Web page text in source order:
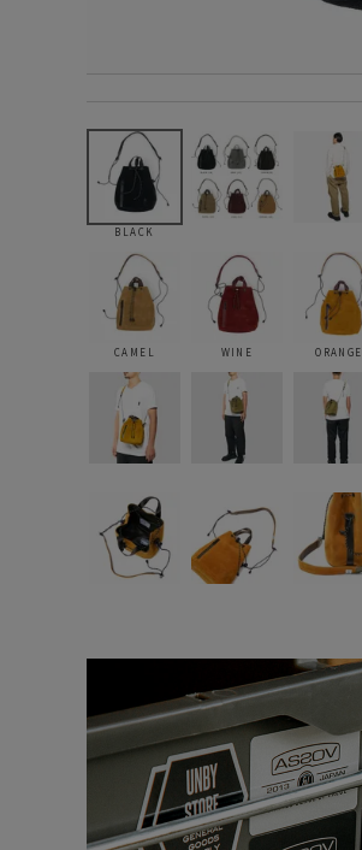
BLACK
CAMEL WINE ORANGE